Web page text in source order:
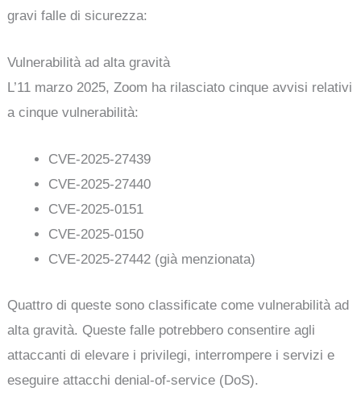
gravi falle di sicurezza:
Vulnerabilità ad alta gravità
L’11 marzo 2025, Zoom ha rilasciato cinque avvisi relativi
a cinque vulnerabilità:
CVE-2025-27439
CVE-2025-27440
CVE-2025-0151
CVE-2025-0150
CVE-2025-27442 (già menzionata)
Quattro di queste sono classificate come vulnerabilità ad
alta gravità. Queste falle potrebbero consentire agli
attaccanti di elevare i privilegi, interrompere i servizi e
eseguire attacchi denial-of-service (DoS).